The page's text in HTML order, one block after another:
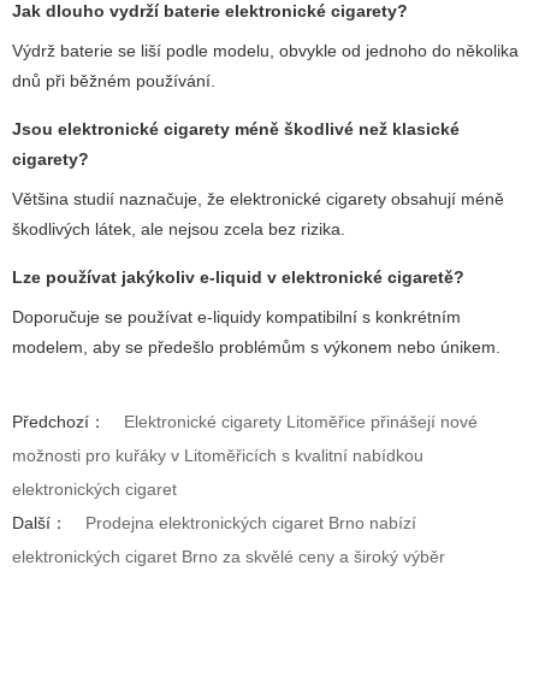
Jak dlouho vydrží baterie elektronické cigarety?
Výdrž baterie se liší podle modelu, obvykle od jednoho do několika
dnů při běžném používání.
Jsou elektronické cigarety méně škodlivé než klasické
cigarety?
Většina studií naznačuje, že elektronické cigarety obsahují méně
škodlivých látek, ale nejsou zcela bez rizika.
Lze používat jakýkoliv e-liquid v elektronické cigaretě?
Doporučuje se používat e-liquidy kompatibilní s konkrétním
modelem, aby se předešlo problémům s výkonem nebo únikem.
Předchozí：
Elektronické cigarety Litoměřice přinášejí nové
možnosti pro kuřáky v Litoměřicích s kvalitní nabídkou
elektronických cigaret
Další：
Prodejna elektronických cigaret Brno nabízí
elektronických cigaret Brno za skvělé ceny a široký výběr